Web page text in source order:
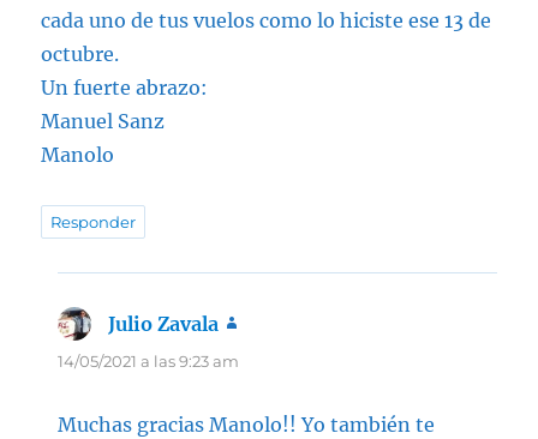
cada uno de tus vuelos como lo hiciste ese 13 de
octubre.
Un fuerte abrazo:
Manuel Sanz
Manolo
Responder
Julio Zavala
14/05/2021 a las 9:23 am
Muchas gracias Manolo!! Yo también te